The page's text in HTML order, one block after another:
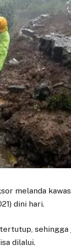
melanda
dini hari.
sehingga
dilalui.